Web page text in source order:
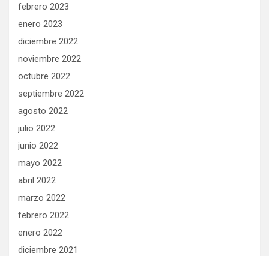
febrero 2023
enero 2023
diciembre 2022
noviembre 2022
octubre 2022
septiembre 2022
agosto 2022
julio 2022
junio 2022
mayo 2022
abril 2022
marzo 2022
febrero 2022
enero 2022
diciembre 2021